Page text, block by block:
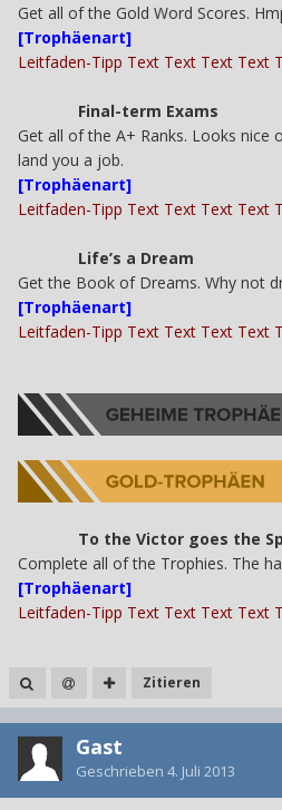
Get all of the Gold Word Scores.
[Trophäenart]
Leitfaden-Tipp Text Text Text Text
Final-term Exams
Get all of the A+ Ranks. Looks nice
land you a job.
[Trophäenart]
Leitfaden-Tipp Text Text Text Text
Life’s a Dream
Get the Book of Dreams. Why not
[Trophäenart]
Leitfaden-Tipp Text Text Text Text
To the Victor goes the
Complete all of the Trophies. The
[Trophäenart]
Leitfaden-Tipp Text Text Text Text
Zitieren
Gast
Geschrieben 4. Juli 2013